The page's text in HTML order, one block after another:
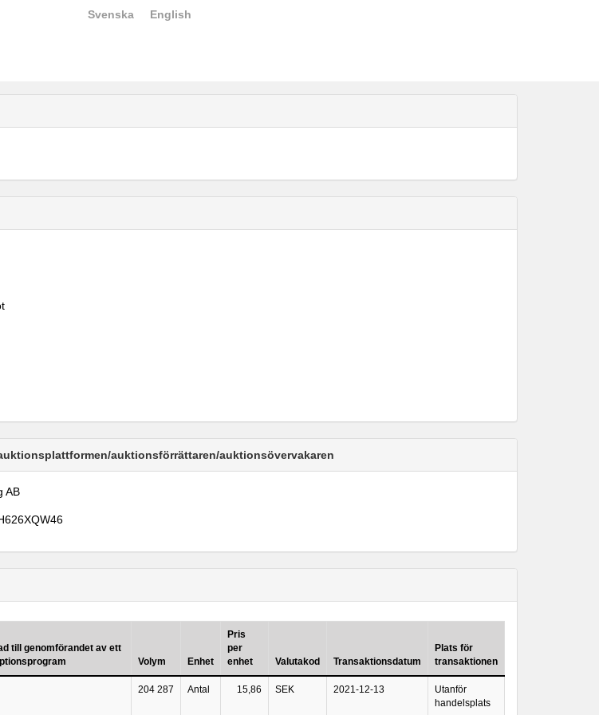
Svenska English
auktionsförrättaren/auktionsövervakaren
AB
till genomförandet av ett
Volym Enhet
Pris
per
enhet
Valutakod Transaktionsdatum
Plats för
transaktionen
204 287 Antal 15,86 SEK 2021-12-13
Utanför
handelsplats